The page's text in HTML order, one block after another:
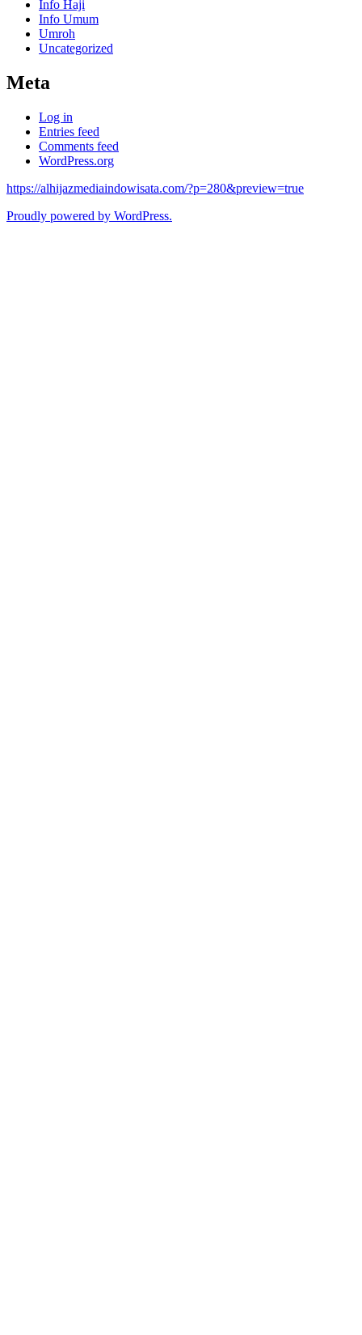
Info Haji
Info Umum
Umroh
Uncategorized
Meta
Log in
Entries feed
Comments feed
WordPress.org
https://alhijazmediaindowisata.com/?p=280&preview=true
Proudly powered by WordPress.